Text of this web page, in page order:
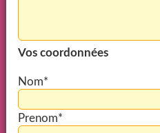
Vos coordonnées
Nom*
Prenom*